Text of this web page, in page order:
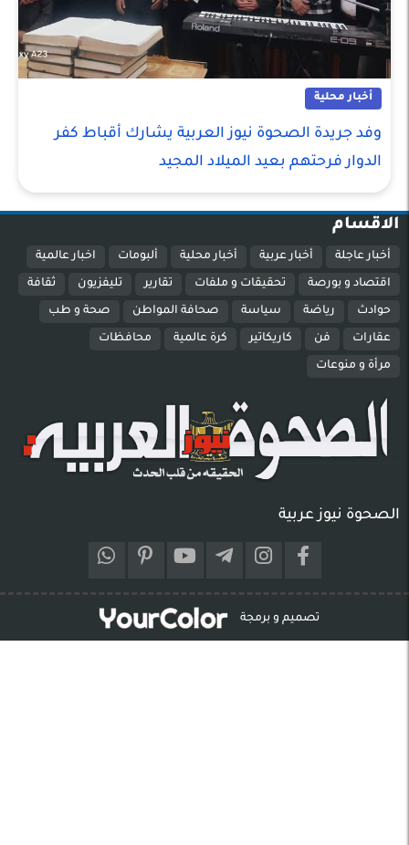
أخبار محلية
وفد جريدة الصحوة نيوز العربية يشارك أقباط كفر
الدوار فرحتهم بعيد الميلاد المجيد
الاقسام
أخبار عاجلة أخبار عربية أخبار محلية ألبومات اخبار عالمية
اقتصاد و بورصة تحقيقات و ملفات تقارير تليفزيون ثقافة
حوادث رياضة سياسة صحافة المواطن صحة و طب
عقارات فن كاريكاتير كرة عالمية محافظات
مرأة و منوعات
الصحوة نيوز عربية
تصميم و برمجة